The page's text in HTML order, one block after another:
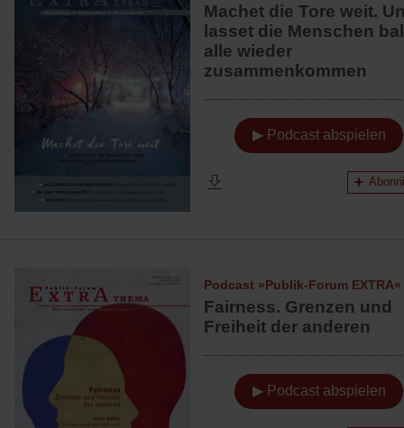
Machet die Tore weit.
lasset die Menschen
alle wieder
zusammenkommen
▶ Podcast abspielen
Podcast »Publik-Forum EXTRA«
Fairness. Grenzen und
Freiheit der anderen
▶ Podcast abspielen